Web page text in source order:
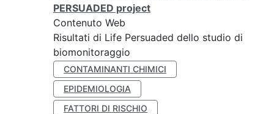
PERSUADED project
Contenuto Web
Risultati di Life Persuaded dello studio di
biomonitoraggio
CONTAMINANTI CHIMICI
EPIDEMIOLOGIA
FATTORI DI RISCHIO